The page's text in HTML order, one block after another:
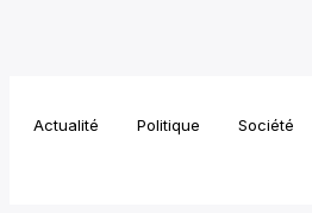
Actualité Politique Société